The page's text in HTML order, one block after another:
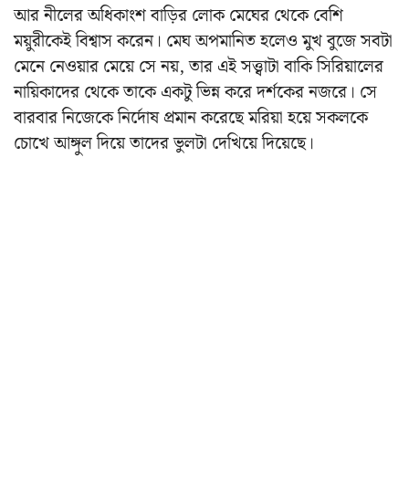
আর নীলের অধিকাংশ বাড়ির লোক মেঘের থেকে বেশি
ময়ুরীকেই বিশ্বাস করেন। মেঘ অপমানিত হলেও মুখ বুজে সবটা
মেনে নেওয়ার মেয়ে সে নয়, তার এই সত্ত্বাটা বাকি সিরিয়ালের
নায়িকাদের থেকে তাকে একটু ভিন্ন করে দর্শকের নজরে। সে
বারবার নিজেকে নির্দোষ প্রমান করেছে মরিয়া হয়ে সকলকে
চোখে আঙ্গুল দিয়ে তাদের ভুলটা দেখিয়ে দিয়েছে।